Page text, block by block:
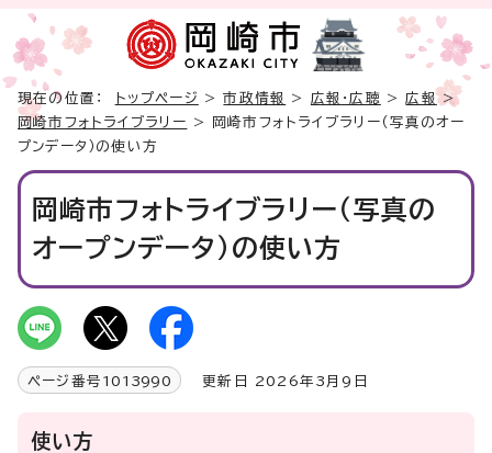
現在の位置： トップページ >市政情報 > 広報・広聴 >広報>
岡崎市フォトライブラリー
> 岡崎市フォトライブラリー（写真のオー
プンデータ）の使い方
岡崎市フォトライブラリー（写真の
オープンデータ）の使い方
ページ番号 1013990 更新日 2026年3月9日
使い方